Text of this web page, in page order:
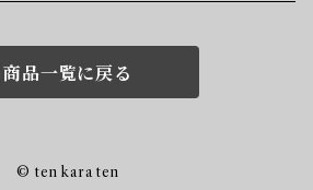
商品一覧に戻る
© ten kara ten